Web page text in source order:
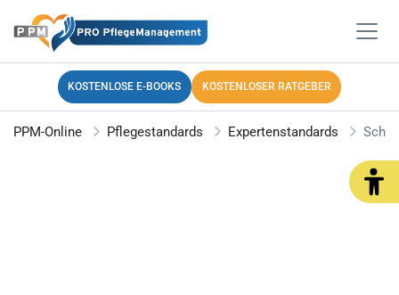
KOSTENLOSE E-BOOKS KOSTENLOSER RATGEBER
PPM-Online Pflegestandards Expertenstandards